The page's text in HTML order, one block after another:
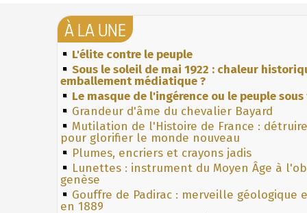
À LA UNE
L'élite contre le peuple
Sous le soleil de mai 1922 : chaleur
emballement médiatique ?
Le masque de l'ingérence ou le peuple
Grandeur d'âme du chevalier Bayard
Mutilation de l'Histoire de France :
pour glorifier le monde nouveau
Plumes, encriers et crayons jadis
Lunettes : instrument du Moyen Âge à
genèse
Gouffre de Padirac : merveille géologique
en 1889